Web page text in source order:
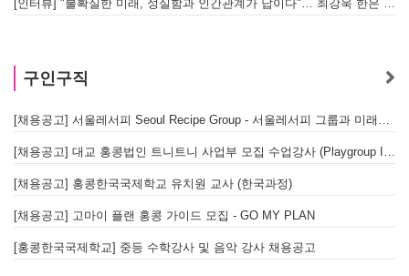
구인구직
[채용공고] 홍콩한국국제학교 유치원 교사 (한국과정)
[채용공고] 고마이 플랜 홍콩 가이드 모집 - GO MY PLAN
[홍콩한국국제학교] 중등 수학강사 및 음악 강사 채용공고